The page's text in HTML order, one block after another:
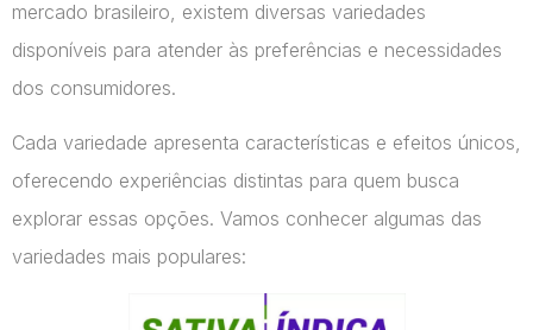
mercado brasileiro, existem diversas variedades
disponíveis para atender às preferências e necessidades
dos consumidores.
Cada variedade apresenta características e efeitos únicos,
oferecendo experiências distintas para quem busca
explorar essas opções. Vamos conhecer algumas das
variedades mais populares: